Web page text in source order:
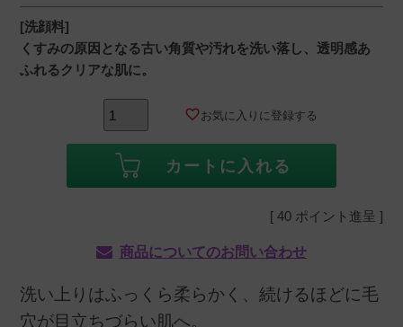
[洗顔料]
くすみの原因となる古い角質や汚れを洗い落し、透明感あ
ふれるクリアな肌に。
お気に入りに登録する
カートに入れる
[ 40 ポイント進呈 ]
商品についてのお問い合わせ
洗い上りはふっくら柔らかく、続けるほどに毛
穴が目立ちづらい肌へ。